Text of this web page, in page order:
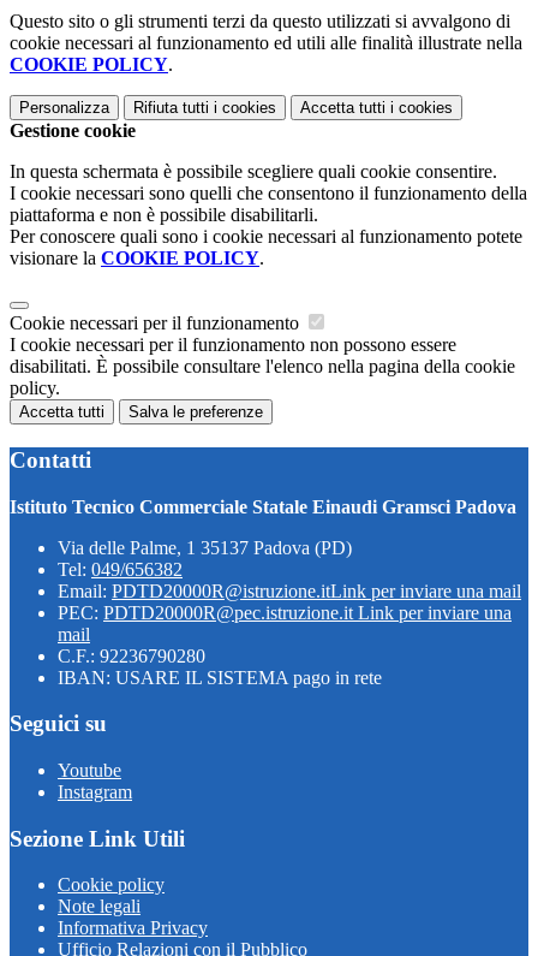
Questo sito o gli strumenti terzi da questo utilizzati si avvalgono di
cookie necessari al funzionamento ed utili alle finalità illustrate nella
COOKIE POLICY.
Personalizza Rifiuta tutti i cookies Accetta tutti i cookies
Gestione cookie
In questa schermata è possibile scegliere quali cookie consentire.
I cookie necessari sono quelli che consentono il funzionamento della
piattaforma e non è possibile disabilitarli.
Per conoscere quali sono i cookie necessari al funzionamento potete
visionare la COOKIE POLICY.
Cookie necessari per il funzionamento
I cookie necessari per il funzionamento non possono essere
disabilitati. È possibile consultare l'elenco nella pagina della cookie
policy.
Accetta tutti Salva le preferenze
Contatti
Istituto Tecnico Commerciale Statale Einaudi Gramsci Padova
Via delle Palme, 1 35137 Padova (PD)
Tel: 049/656382
Email: PDTD20000R@istruzione.itLink per inviare una mail
PEC: PDTD20000R@pec.istruzione.it Link per inviare una
mail
C.F.: 92236790280
IBAN: USARE IL SISTEMA pago in rete
Seguici su
Youtube
Instagram
Sezione Link Utili
Cookie policy
Note legali
Informativa Privacy
Ufficio Relazioni con il Pubblico